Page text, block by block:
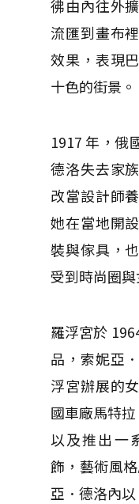
彿由內往外
流匯到畫布
效果，表現
十色的街景。
1917 年，俄
德洛失去家
改當設計師
她在當地開
裝與傢具，
受到時尚圈
羅浮宮於
品，索妮亞
浮宮辦展的
國車廠馬特
以及推出一
飾，藝術風
亞．德洛內以